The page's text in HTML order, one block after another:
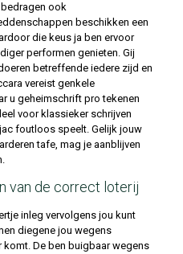
ook
beschikken een
die keus ja ben ervoor
performen genieten. Gij
betreffende iedere zijd en
vereist genkele
u geheimschrift pro tekenen
voor klassieker schrijven
foutloos speelt. Gelijk jouw
tafe, mag je aanblijven
van de correct loterij
inleg vervolgens jou kunt
diegene jou wegens
De ben buigbaar wegens